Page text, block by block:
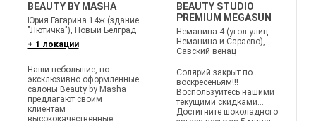
BEAUTY BY MASHA
Юрия Гагарина 14ж (здание
"Лютичка"), Новый Белград
+ 1 локации
Наши небольшие, но
эксклюзивно оформленные
салоны Beauty by Masha
предлагают своим
клиентам
высококачественные
BEAUTY STUDIO
PREMIUM MEGASUN
Неманина 4 (угол улиц
Неманина и Сараево),
Савский венац
Солярий закрыт по
воскресеньям!!!
Воспользуйтесь нашими
текущими скидками...
Достигните шоколадного